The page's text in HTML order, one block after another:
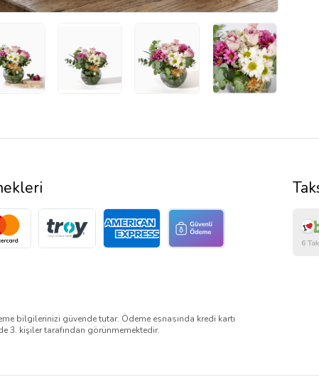
bilgilerinizi güvende tutar. Ödeme esnasında kredi kartı
3. kişiler tarafından görünmemektedir.